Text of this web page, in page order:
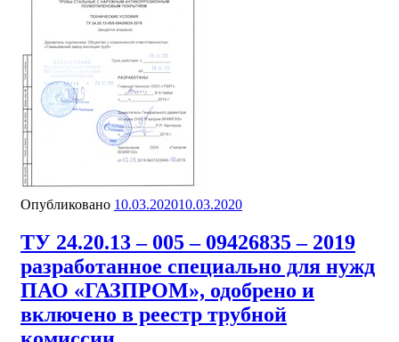
Опубликовано 10.03.202010.03.2020
ТУ 24.20.13 – 005 – 09426835 – 2019
разработанное специально для нужд
ПАО «ГАЗПРОМ», одобрено и
включено в реестр трубной